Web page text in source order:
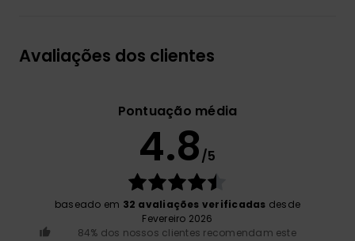
Avaliações dos clientes
Pontuação média
4.8/5
baseado em 32 avaliações verificadas desde
Fevereiro 2026
84% dos nossos clientes recomendam este